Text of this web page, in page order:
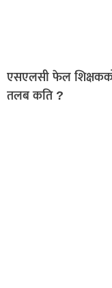
एसएलसी फेल
तलब कति ?